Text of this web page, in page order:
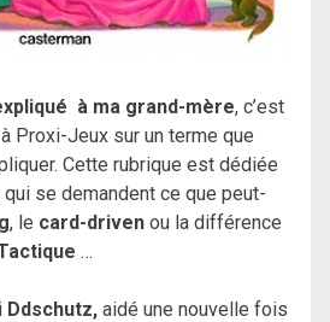
à ma grand-mère, c’est
Proxi-Jeux sur un terme que
Cette rubrique est dédiée
se demandent ce que peut-
, le card-driven ou la différence
…
Ddschutz, aidé une nouvelle fois